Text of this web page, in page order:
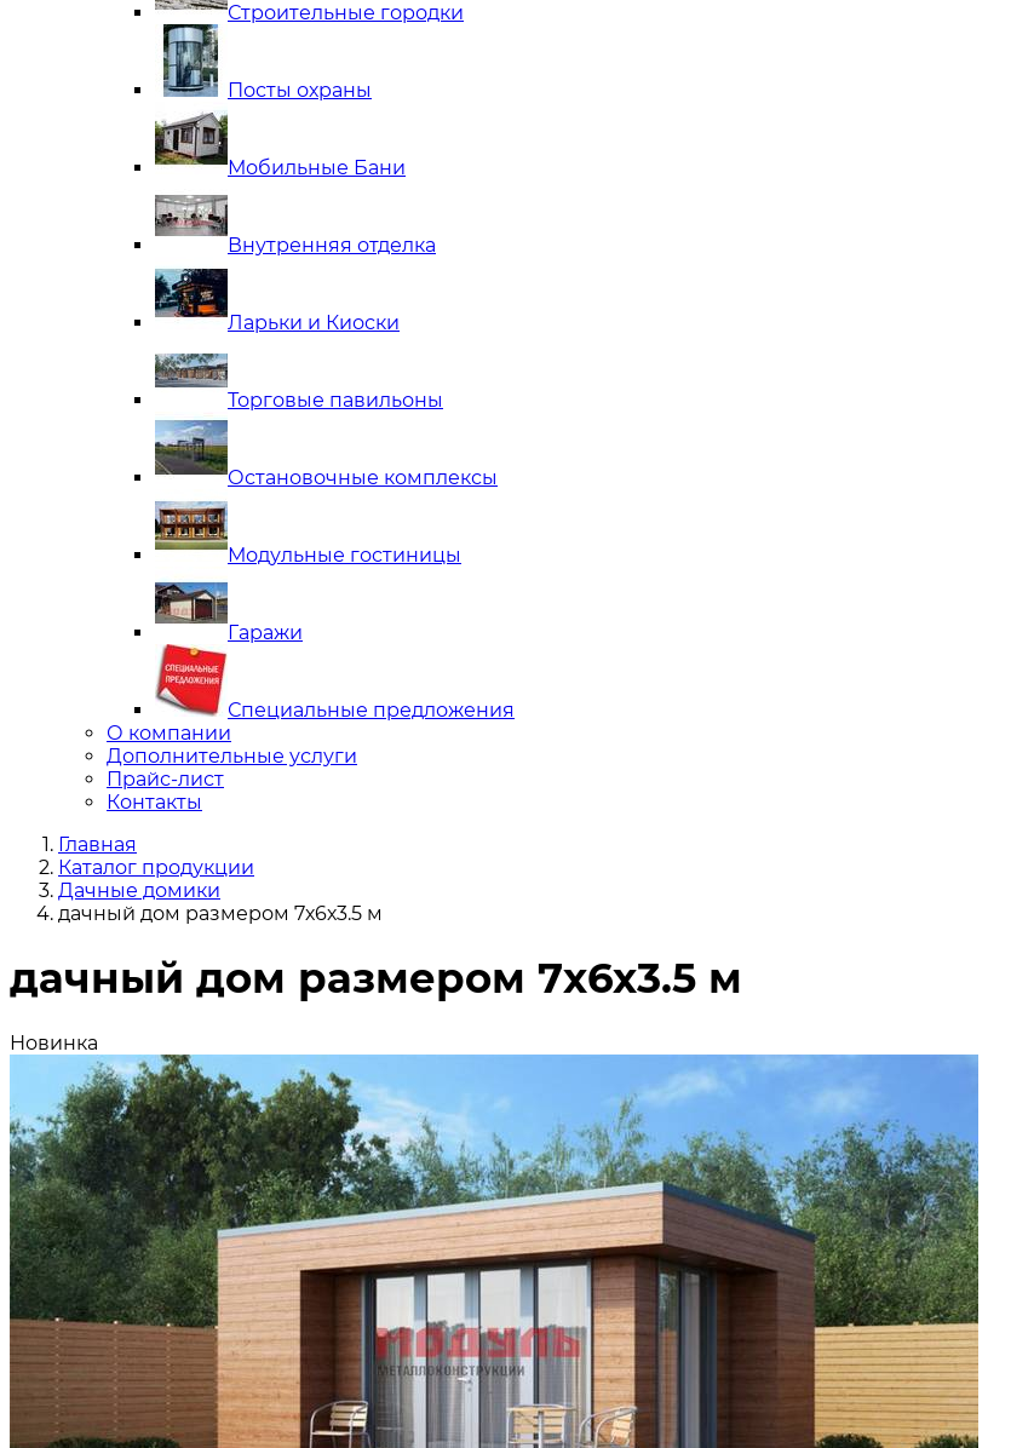
Строительные городки
Посты охраны
Мобильные Бани
Внутренняя отделка
Ларьки и Киоски
Торговые павильоны
Остановочные комплексы
Модульные гостиницы
Гаражи
Специальные предложения
О компании
Дополнительные услуги
Прайс-лист
Контакты
Главная
Каталог продукции
Дачные домики
дачный дом размером 7х6х3.5 м
дачный дом размером 7х6х3.5 м
Новинка